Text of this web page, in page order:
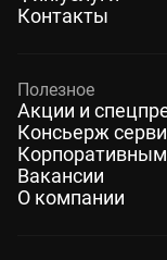
Контакты
Полезное
Акции и
Консьерж
Вакансии
О компании